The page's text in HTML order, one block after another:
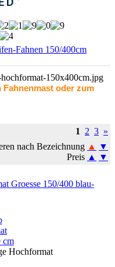
Fahnen 150/400cm
oder zum
1 2 3 »
nach Bezeichnung ▲
▼
Preis ▲ ▼
cm
Hochformat